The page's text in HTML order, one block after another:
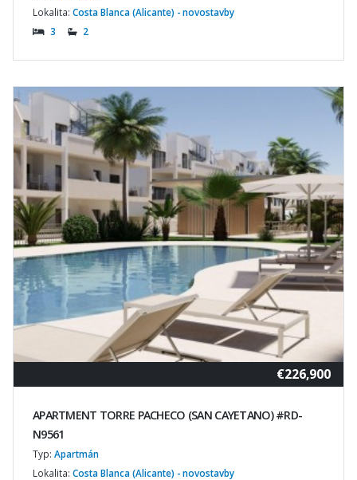
Lokalita: Costa Blanca (Alicante) - novostavby
3
2
€226,900
APARTMENT TORRE PACHECO (SAN CAYETANO) #RD-
N9561
Typ: Apartmán
Lokalita: Costa Blanca (Alicante) - novostavby